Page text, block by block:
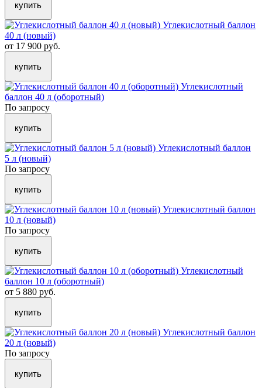
купить
Углекислотный баллон
40 л (новый)
от 17 900 руб.
купить
Углекислотный
баллон 40 л (оборотный)
По запросу
купить
Углекислотный баллон
5 л (новый)
По запросу
купить
Углекислотный баллон
10 л (новый)
По запросу
купить
Углекислотный
баллон 10 л (оборотный)
от 5 880 руб.
купить
Углекислотный баллон
20 л (новый)
По запросу
купить